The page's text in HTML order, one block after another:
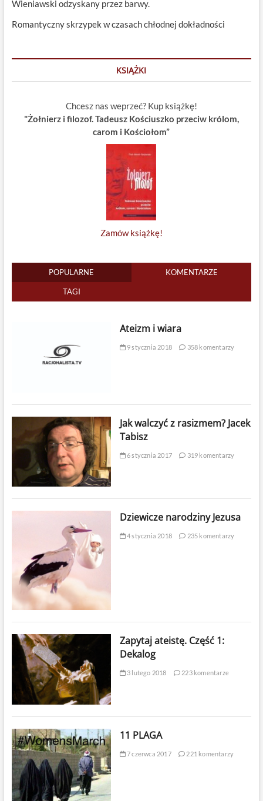
Wieniawski odzyskany przez barwy.
Romantyczny skrzypek w czasach chłodnej dokładności
KSIĄŻKI
Chcesz nas weprzeć? Kup książkę!
"Żołnierz i filozof. Tadeusz Kościuszko przeciw królom,
carom i Kościołom”
Zamów książkę!
POPULARNE KOMENTARZE
TAGI
Ateizm i wiara
9 stycznia 2018 358 komentarzy
Jak walczyć z rasizmem? Jacek
Tabisz
6 stycznia 2017 319 komentarzy
Dziewicze narodziny Jezusa
4 stycznia 2018 235 komentarzy
Zapytaj ateistę. Część 1:
Dekalog
3 lutego 2018 223 komentarze
11 PLAGA
7 czerwca 2017 221 komentarzy